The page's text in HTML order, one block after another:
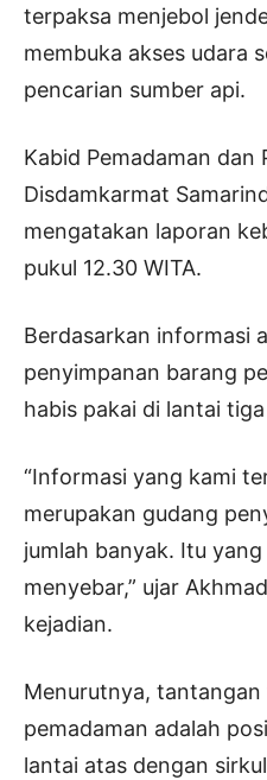
terpaksa menjebol
membuka akses udara
pencarian sumber api.
Kabid Pemadaman dan
Disdamkarmat
mengatakan laporan
pukul 12.30 WITA.
Berdasarkan informasi
penyimpanan barang
habis pakai di lantai
“Informasi yang kami
merupakan gudang
jumlah banyak. Itu
menyebar,” ujar
kejadian.
Menurutnya,
pemadaman adalah
lantai atas dengan